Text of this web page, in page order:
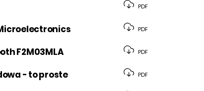
PDF
PDF
F2M03MLA PDF
- to proste PDF